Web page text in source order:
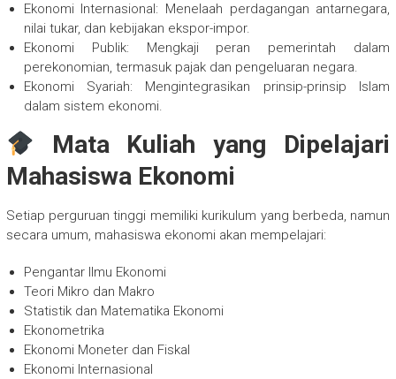
Ekonomi Internasional: Menelaah perdagangan antarnegara,
nilai tukar, dan kebijakan ekspor-impor.
Ekonomi Publik: Mengkaji peran pemerintah dalam
perekonomian, termasuk pajak dan pengeluaran negara.
Ekonomi Syariah: Mengintegrasikan prinsip-prinsip Islam
dalam sistem ekonomi.
Mata Kuliah yang Dipelajari
Mahasiswa Ekonomi
Setiap perguruan tinggi memiliki kurikulum yang berbeda, namun
secara umum, mahasiswa ekonomi akan mempelajari:
Pengantar Ilmu Ekonomi
Teori Mikro dan Makro
Statistik dan Matematika Ekonomi
Ekonometrika
Ekonomi Moneter dan Fiskal
Ekonomi Internasional